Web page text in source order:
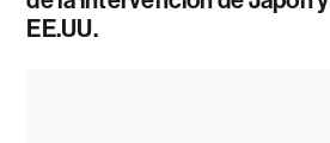
EE.UU.